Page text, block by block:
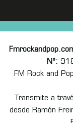
Nº:
FM Rock and
Transmite a
desde Ramón